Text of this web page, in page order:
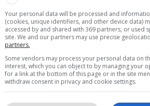
kryesisht në dëm të njerëzve të
veten", tha Brooklyn në një
se e vërteta del gjithmonë
se po përpiqeshin të shkatërronin
/Telegrafi/
Your personal data will be processed and
(cookies, unique identifiers, and other device data)
accessed by and shared with 369 partners, or used
site. We and our partners may use precise
partners.
Some vendors may process your personal data on
interest, which you can object to by managing your
for a link at the bottom of this page or in the site
withdraw consent in privacy and cookie settings.